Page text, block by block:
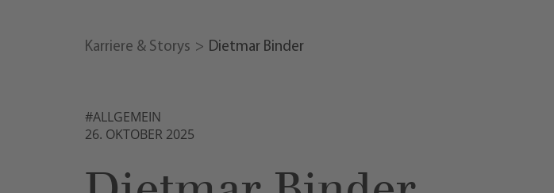
Karriere & Storys Dietmar Binder
#ALLGEMEIN
26. OKTOBER 2025